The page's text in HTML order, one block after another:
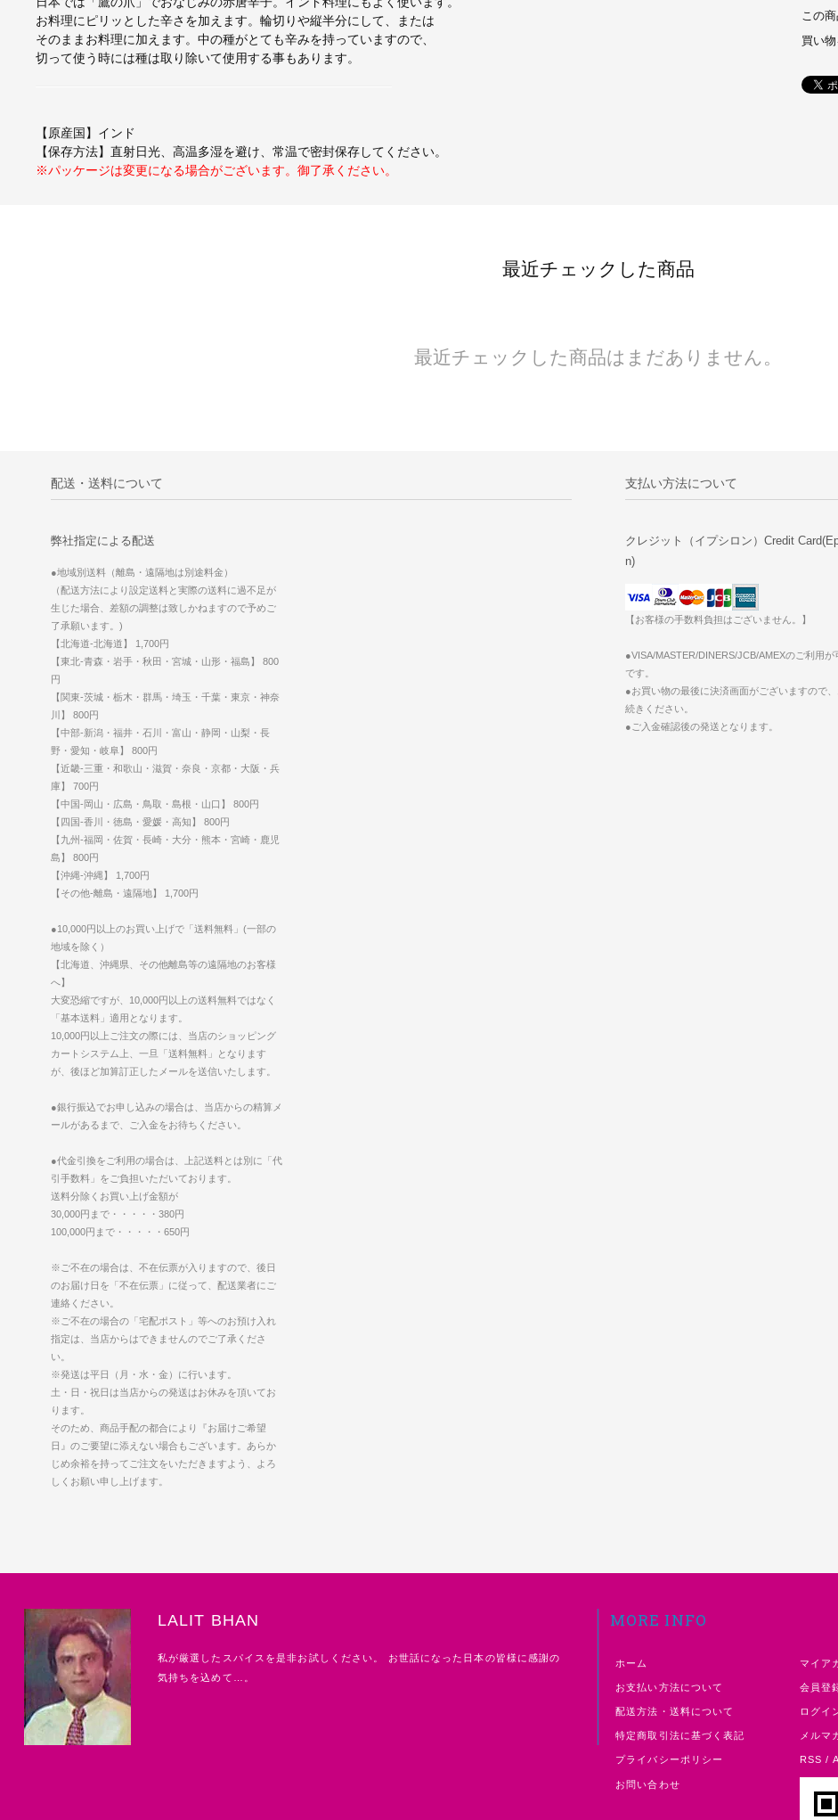
お料理にピリッとした辛さを加えます。輪切りや縦半分にして、または
そのままお料理に加えます。中の種がとても辛みを持っていますので、
切って使う時には種は取り除いて使用する事もあります。
【原産国】インド
【保存方法】直射日光、高温多湿を避け、常温で密封保存してください。
※パッケージは変更になる場合がございます。御了承ください。
この
買い
最近チェックした商品
最近チェックした商品はまだありません。
配送・送料について
弊社指定による配送
●地域別送料（離島・遠隔地は別途料金）
（配送方法により設定送料と実際の送料に過不足が
生じた場合、差額の調整は致しかねますので予めご
了承願います。)
【北海道-北海道】 1,700円
【東北-青森・岩手・秋田・宮城・山形・福島】 800
円
【関東-茨城・栃木・群馬・埼玉・千葉・東京・神奈
川】 800円
【中部-新潟・福井・石川・富山・静岡・山梨・長
野・愛知・岐阜】 800円
【近畿-三重・和歌山・滋賀・奈良・京都・大阪・兵
庫】 700円
【中国-岡山・広島・鳥取・島根・山口】 800円
【四国-香川・徳島・愛媛・高知】 800円
【九州-福岡・佐賀・長崎・大分・熊本・宮崎・鹿児
島】 800円
【沖縄-沖縄】 1,700円
【その他‐離島・遠隔地】 1,700円
●10,000円以上のお買い上げで「送料無料」(一部の
地域を除く）
【北海道、沖縄県、その他離島等の遠隔地のお客様
へ】
大変恐縮ですが、10,000円以上の送料無料ではなく
「基本送料」適用となります。
10,000円以上ご注文の際には、当店のショッピング
カートシステム上、一旦「送料無料」となります
が、後ほど加算訂正したメールを送信いたします。
●銀行振込でお申し込みの場合は、当店からの精算メ
ールがあるまで、ご入金をお待ちください。
●代金引換をご利用の場合は、上記送料とは別に「代
引手数料」をご負担いただいております。
送料分除くお買い上げ金額が
30,000円まで・・・・・380円
100,000円まで・・・・・650円
※ご不在の場合は、不在伝票が入りますので、後日
のお届け日を「不在伝票」に従って、配送業者にご
連絡ください。
※ご不在の場合の「宅配ポスト」等へのお預け入れ
指定は、当店からはできませんのでご了承くださ
い。
※発送は平日（月・水・金）に行います。
土・日・祝日は当店からの発送はお休みを頂いてお
ります。
そのため、商品手配の都合により『お届けご希望
日』のご要望に添えない場合もございます。あらか
じめ余裕を持ってご注文をいただきますよう、よろ
しくお願い申し上げます。
支払い方法について
クレジット（イプシロン）Credit
n)
【お客様の手数料負担はございません。】
●VISA/MASTER/DINERS/JCB/AMEXのご利用が
です。
●お買い物の最後に決済画面がございますので
続きください。
●ご入金確認後の発送となります。
LALIT BHAN
私が厳選したスパイスを是非お試しください。 お世話になった日本の皆様に感謝の
気持ちを込めて…。
MORE INFO
ホーム
お支払い方法について
配送方法・送料について
特定商取引法に基づく表記
プライバシーポリシー
お問い合わせ
マイア
会員登
ログイ
メルマ
RSS /